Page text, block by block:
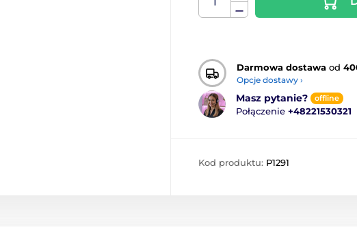
Darmowa dostawa od
Opcje dostawy ›
Masz pytanie? offline
Połączenie +48221530321
Kod produktu: P1291